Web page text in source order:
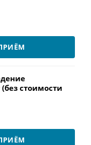
стоимости